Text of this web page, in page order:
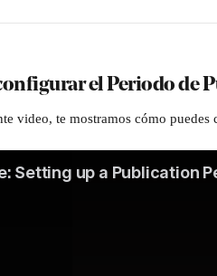
el Periodo de
video, te mostramos cómo